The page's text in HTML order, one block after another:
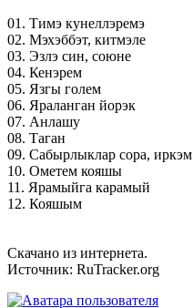
01. Тимэ кунеллэремэ
02. Мэхэббэт, китмэле
03. Эзлэ син, союне
04. Кенэрем
05. Язгы голем
06. Яраланган йорэк
07. Анлашу
08. Таган
09. Сабырлыклар сора, иркэм
10. Ометем кояшы
11. Ярамыйга карамый
12. Кояшым
Скачано из интернета.
Источник: RuTracker.org